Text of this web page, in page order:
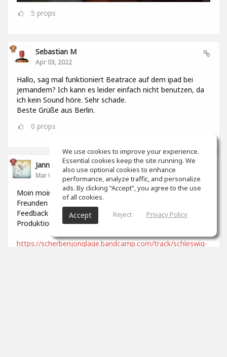
5 props
Sebastian M
Apr 03, 2022
Hallo, sag mal funktioniert Beatrace auf dem ipad bei
jemandem? Ich kann es leider einfach nicht benutzen, da
ich kein Sound höre. Sehr schade.
Beste Grüße aus Berlin.
0 props
Jannek Stoldt
Mar 06, 2022
Moin moin, ist hier noch jemand? ;-) Ich habe kürzlich mit
Freunden ein Lied aufgenommen und würde mich über
Feedback freuen, was den Mix und die generelle
Produktion angeht. Viele Grüße
https://scherbenjonglage.bandcamp.com/track/schleswig-
We use cookies to improve your experience.
Essential cookies keep the site running. We
also use optional cookies to enhance
performance, analyze traffic, and personalize
ads. By clicking “Accept”, you agree to the use
of all cookies.
Accept Reject Privacy Policy